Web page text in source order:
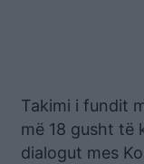
Takimi i fundit
më 18 gusht të
dialogut mes